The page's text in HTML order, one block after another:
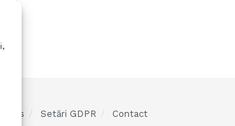
Setări GDPR Contact